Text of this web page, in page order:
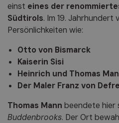
einst eines der
Südtirols. Im 19. Jahrhundert
Persönlichkeiten wie:
Otto von Bismarck
Kaiserin Sisi
Heinrich und Thomas
Der Maler Franz von
Thomas Mann beendete hier
Buddenbrooks. Der Ort